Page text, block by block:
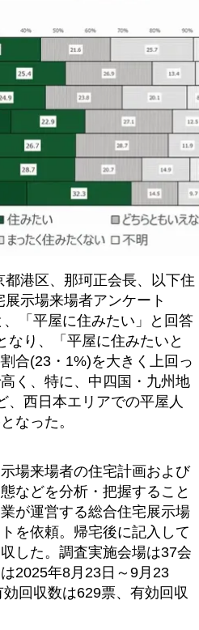
港区、那珂正会長、以下住
示場来場者アンケート
「平屋に住みたい」と回答
なり、「平屋に住みたいと
合(23・1%)を大きく上回っ
く、特に、中四国・九州地
、西日本エリアでの平屋人
なった。
場来場者の住宅計画および
などを分析・把握すること
が運営する総合住宅展示場
を依頼。帰宅後に記入して
した。調査実施会場は37会
2025年8月23日～9月23
回収数は629票、有効回収